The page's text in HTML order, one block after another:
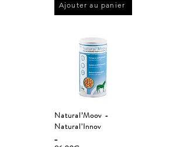
Ajouter au panier
Natural’Moov -
Natural'Innov
_